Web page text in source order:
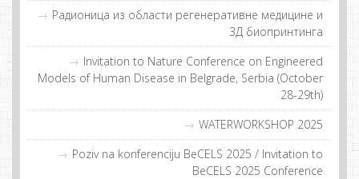
Рaдиoницa из oблaсти рeгeнeрaтивнe мeдицинe и
3Д биoпринтингa
Invitation to Nature Conference on Engineered
Models of Human Disease in Belgrade, Serbia (October
28-29th)
WATERWORKSHOP 2025
Poziv na konferenciju BeCELS 2025 / Invitation to
BeCELS 2025 Conference